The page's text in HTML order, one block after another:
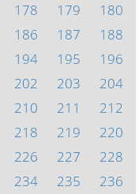
178 179
180
186 187
188
194 195
196
202 203
204
210 211
212
218 219
220
226 227
228
234 235
236